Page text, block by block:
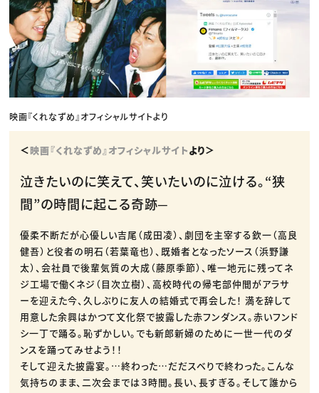
映画『くれなずめ』オフィシャルサイトより
＜映画『くれなずめ』オフィシャルサイトより＞
泣きたいのに笑えて、笑いたいのに泣ける。“狭
間”の時間に起こる奇跡─
優柔不断だが心優しい吉尾（成田凌）、劇団を主宰する欽一（高良
健吾）と役者の明石（若葉竜也）、既婚者となったソース（浜野謙
太）、会社員で後輩気質の大成（藤原季節）、唯一地元に残ってネ
ジ工場で働くネジ（目次立樹）、高校時代の帰宅部仲間がアラサ
ーを迎えた今、久しぶりに友人の結婚式で再会した！ 満を辞して
用意した余興はかつて文化祭で披露した赤フンダンス。赤いフンド
シ一丁で踊る。恥ずかしい。でも新郎新婦のために一世一代のダ
ンスを踊ってみせよう！！
そして迎えた披露宴。…終わった…だだスベりで終わった。こんな
気持ちのまま、二次会までは３時間。長い、長すぎる。そして誰から